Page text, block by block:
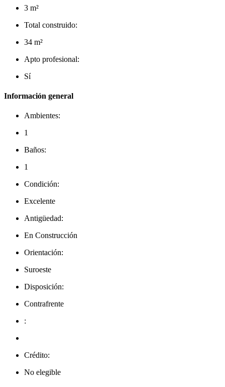
3 m²
Total construido:
34 m²
Apto profesional:
Sí
Información general
Ambientes:
1
Baños:
1
Condición:
Excelente
Antigüedad:
En Construcción
Orientación:
Suroeste
Disposición:
Contrafrente
:
Crédito:
No elegible